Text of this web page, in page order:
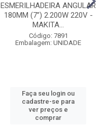
ESMERILHADEIRA ANGULAR
180MM (7”) 2.200W 220V -
MAKITA...
Código: 7891
Embalagem: UNIDADE
Faça seu login ou
cadastre-se para
ver preços e
comprar